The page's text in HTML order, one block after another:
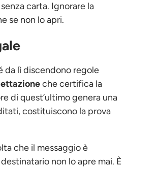
carta. Ignorare la
se non lo apri.
da lì discendono regole
che certifica la
di quest’ultimo genera una
costituiscono la prova
che il messaggio è
non lo apre mai. È